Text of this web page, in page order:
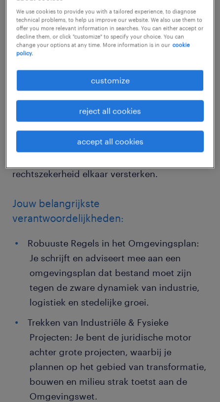
In de regio Rotterdam stroop je de mouwen
op voor complexe, grootschalige uitdagingen
in de fysieke leefomgeving. De
herstructurering van het haven- en
industriegebied, de aanpak van omvangrijke
infrastructuurprojecten en de versnelling van
de woningbouw vragen om een
daadkrachtige aanpak. Als Juridisch Adviseur
Omgevingsrecht zorg jij voor een waterdicht
rechtszekerheid elkaar versterken.
Jouw belangrijkste
verantwoordelijkheden:
Robuuste Regels in het Omgevingsplan:
Je schrijft en adviseert mee aan een
omgevingsplan dat bestand moet zijn
tegen de zware dynamiek van industrie,
logistiek en stedelijke groei.
Trekken van Industriële & Fysieke
Projecten: Je bent de juridische motor
achter grote projecten, waarbij je
plannen op het gebied van transformatie,
bouwen en milieu strak toetst aan de
Omgevingswet.
We use cookies to provide you with a tailored experience, to diagnose
technical problems, to help us improve our website. We also use them to
offer you more relevant information in searches. You can either accept or
decline them, or click "customize" to specify your choice. You can
change your options at any time. More information is in our cookie
policy.
customize
reject all cookies
accept all cookies